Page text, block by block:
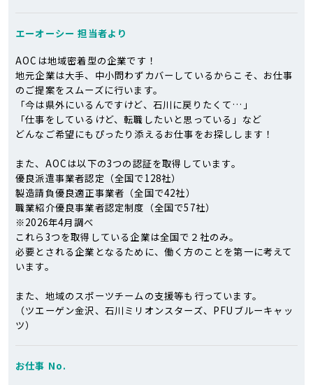
エーオーシー 担当者より
AOCは地域密着型の企業です！
地元企業は大手、中小問わずカバーしているからこそ、お仕事
のご提案をスムーズに行います。
「今は県外にいるんですけど、石川に戻りたくて…」
「仕事をしているけど、転職したいと思っている」など
どんなご希望にもぴったり添えるお仕事をお探しします！
また、AOCは以下の3つの認証を取得しています。
優良派遣事業者認定（全国で128社）
製造請負優良適正事業者（全国で42社）
職業紹介優良事業者認定制度（全国で57社）
※2026年4月調べ
これら3つを取得している企業は全国で２社のみ。
必要とされる企業となるために、働く方のことを第一に考えて
います。
また、地域のスポーツチームの支援等も行っています。
（ツエーゲン金沢、石川ミリオンスターズ、PFUブルーキャッ
ツ）
お仕事 No.